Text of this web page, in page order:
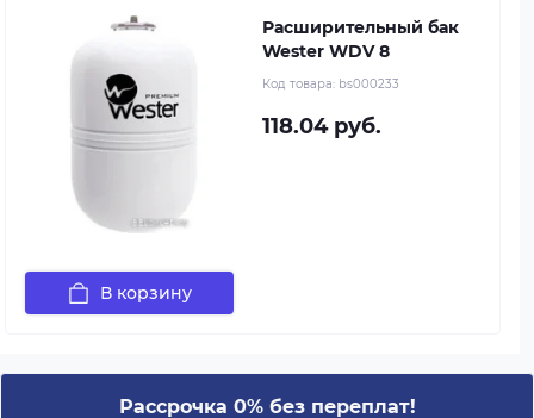
Расширительный бак
Wester WDV 8
Код товара: bs000233
118.04 руб.
В корзину
Рассрочка 0% без переплат!